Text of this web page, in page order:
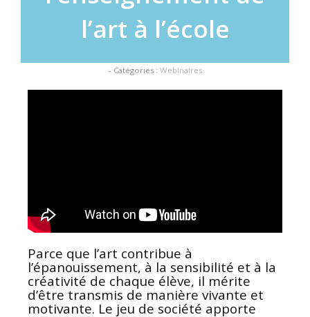
l’art à l’école
- Catégories : Webinaires
Parce que l’art contribue à
l’épanouissement, à la sensibilité et à la
créativité de chaque élève, il mérite
d’être transmis de manière vivante et
motivante. Le jeu de société apporte